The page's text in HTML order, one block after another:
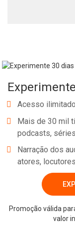
Acesso
Mais de 30 mil
podcasts,
Narração dos
atores,
Promoção válida
valor